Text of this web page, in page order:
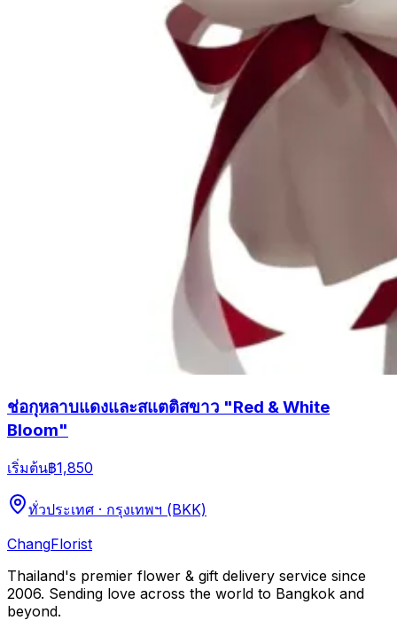
ช่อกุหลาบแดงและสแตติสขาว "Red & White
Bloom"
เริ่มต้น฿1,850
ทั่วประเทศ · กรุงเทพฯ (BKK)
ChangFlorist
Thailand's premier flower & gift delivery service since
2006. Sending love across the world to Bangkok and
beyond.